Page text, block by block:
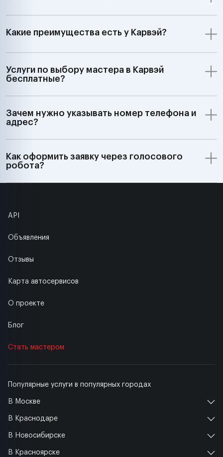
Какие преимущества есть у Карвэй?
Услуги по выбору мастера в Карвэй
бесплатные?
Зачем нужно указывать номер телефона и
адрес?
Как оформить заявку через голосового
робота?
Популярные услуги в популярных городах
В Москве
В Краснодаре
В Новосибирске
В Красноярске
API
Объявления
Отзывы
Карта автосервисов
О проекте
Блог
Стать мастером